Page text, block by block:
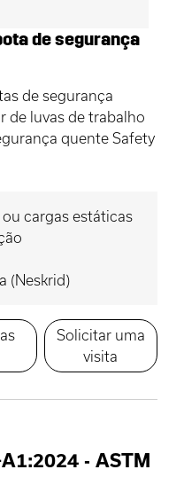
de segurança
de segurança
de luvas de trabalho
quente Safety
cargas estáticas
(Neskrid)
Solicitar uma
visita
- ASTM